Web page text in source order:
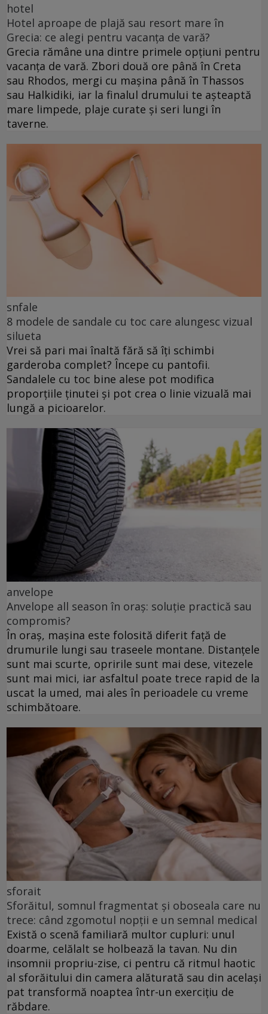
hotel
Hotel aproape de plajă sau resort mare în
Grecia: ce alegi pentru vacanța de vară?
Grecia rămâne una dintre primele opțiuni pentru
vacanța de vară. Zbori două ore până în Creta
sau Rhodos, mergi cu mașina până în Thassos
sau Halkidiki, iar la finalul drumului te așteaptă
mare limpede, plaje curate și seri lungi în
taverne.
snfale
8 modele de sandale cu toc care alungesc vizual
silueta
Vrei să pari mai înaltă fără să îți schimbi
garderoba complet? Începe cu pantofii.
Sandalele cu toc bine alese pot modifica
proporțiile ținutei și pot crea o linie vizuală mai
lungă a picioarelor.
anvelope
Anvelope all season în oraș: soluție practică sau
compromis?
În oraș, mașina este folosită diferit față de
drumurile lungi sau traseele montane. Distanțele
sunt mai scurte, opririle sunt mai dese, vitezele
sunt mai mici, iar asfaltul poate trece rapid de la
uscat la umed, mai ales în perioadele cu vreme
schimbătoare.
sforait
Sforăitul, somnul fragmentat și oboseala care nu
trece: când zgomotul nopții e un semnal medical
Există o scenă familiară multor cupluri: unul
doarme, celălalt se holbează la tavan. Nu din
insomnii propriu-zise, ci pentru că ritmul haotic
al sforăitului din camera alăturată sau din același
pat transformă noaptea într-un exercițiu de
răbdare.